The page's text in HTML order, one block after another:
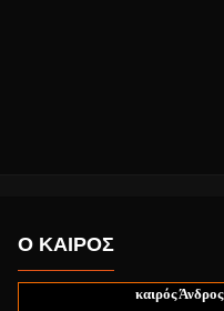
Ο ΚΑΙΡΟΣ
καιρός Άνδρος